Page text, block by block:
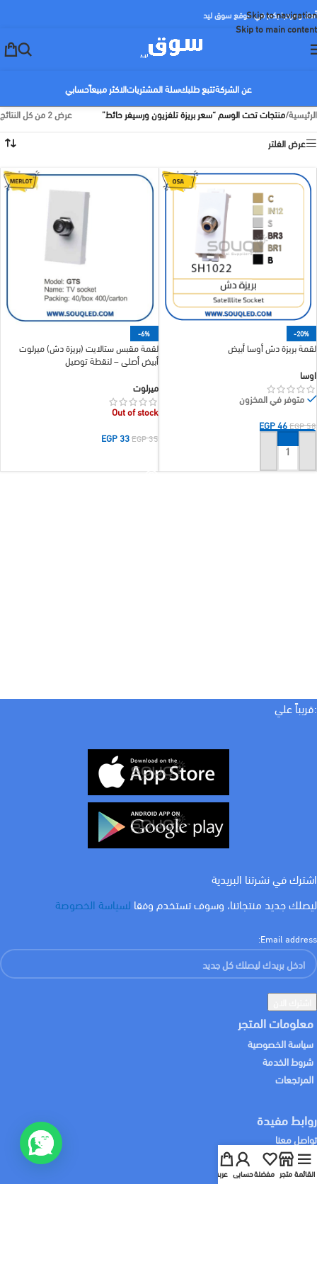
Skip to navigation
Skip to main content
أهلا ومرحبا بكم في موقع سوق ليد
عن الشركةتتبع طلبكسلة المشترياتالاكثر مبيعاًحسابي
الرئيسية/منتجات تحت الوسم “سعر بريزة تلفزيون ورسيفر حائط”
عرض ⁦2⁩ من كل النتائج
عرض الفلتر
-20%
لقمة بريزة دش أوسا أبيض
اوسا
متوفر في المخزون
EGP58
EGP46
إضافة إلى السلة
-6%
لقمة مقبس ستالايت (بريزة دش) ميرلوت
أبيض أصلي – لنقطة توصيل
ميرلوت
Out of stock
EGP35
EGP33
:قريباً علي
اشترك في نشرتنا البريدية
ليصلك جديد منتجاتنا، وسوف تستخدم وفقا لسياسة الخصوصة
Email address:
معلومات المتجر
سياسة الخصوصية
شروط الخدمة
المرتجعات
روابط مفيدة
تواصل معنا
من نحن
سابقة الاعمال
القائمةمتجر مفضلةحسابي عربة